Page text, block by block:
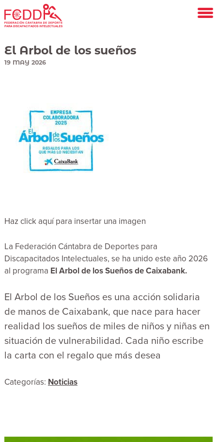
Saltar
al
principal
El Arbol de los sueños
19 MAY 2026
Haz click aquí para insertar una imagen
La Federación Cántabra de Deportes para
Discapacitados Intelectuales, se ha unido este año 2026
al programa El Arbol de los Sueños de Caixabank.
El Arbol de los Sueños es una acción solidaria
de manos de Caixabank, que nace para hacer
realidad los sueños de miles de niños y niñas en
situación de vulnerabilidad. Cada niño escribe
la carta con el regalo que más desea
Categorías: Noticias